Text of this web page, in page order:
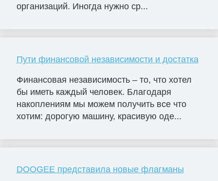
организаций. Иногда нужно ср...
Пути финансовой независимости и достатка
Финансовая независимость – то, что хотел
бы иметь каждый человек. Благодаря
накоплениям мы можем получить все что
хотим: дорогую машину, красивую оде...
DOOGEE представила новые флагманы